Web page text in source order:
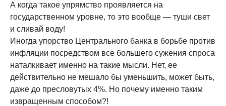
А когда такое упрямство проявляется на
государственном уровне, то это вообще — туши свет
и сливай воду!
Иногда упорство Центрального банка в борьбе против
инфляции посредством все большего сужения спроса
наталкивает именно на такие мысли. Нет, ее
действительно не мешало бы уменьшить, может быть,
даже до пресловутых 4%. Но почему именно таким
извращенным способом?!